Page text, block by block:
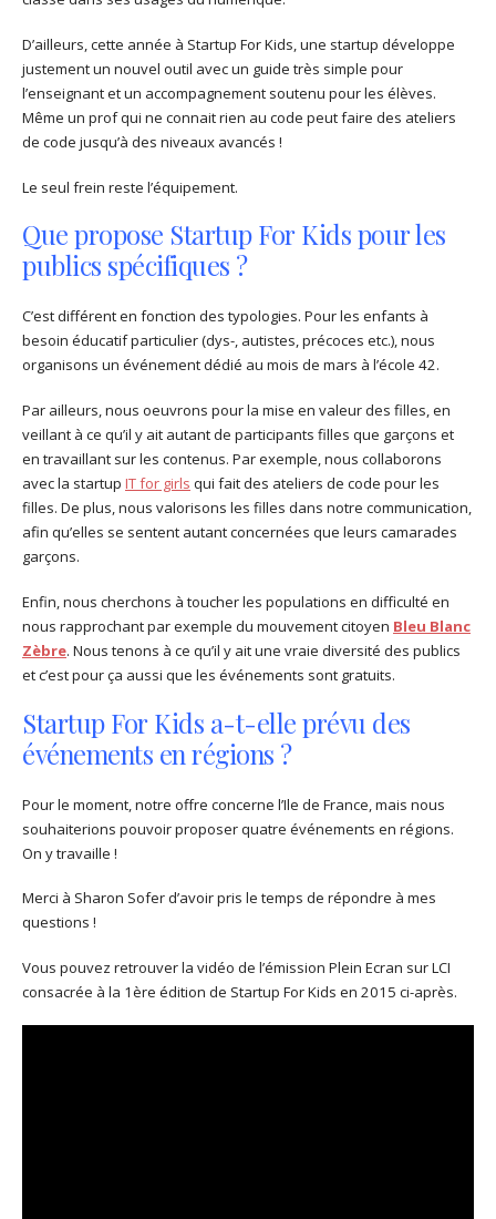
D’ailleurs, cette année à Startup For Kids, une startup développe
justement un nouvel outil avec un guide très simple pour
l’enseignant et un accompagnement soutenu pour les élèves.
Même un prof qui ne connait rien au code peut faire des ateliers
de code jusqu’à des niveaux avancés !
Le seul frein reste l’équipement.
Que propose Startup For Kids pour les
publics spécifiques ?
C’est différent en fonction des typologies. Pour les enfants à
besoin éducatif particulier (dys-, autistes, précoces etc.), nous
organisons un événement dédié au mois de mars à l’école 42.
Par ailleurs, nous oeuvrons pour la mise en valeur des filles, en
veillant à ce qu’il y ait autant de participants filles que garçons et
en travaillant sur les contenus. Par exemple, nous collaborons
avec la startup IT for girls qui fait des ateliers de code pour les
filles. De plus, nous valorisons les filles dans notre communication,
afin qu’elles se sentent autant concernées que leurs camarades
garçons.
Enfin, nous cherchons à toucher les populations en difficulté en
nous rapprochant par exemple du mouvement citoyen Bleu Blanc
Zèbre. Nous tenons à ce qu’il y ait une vraie diversité des publics
et c’est pour ça aussi que les événements sont gratuits.
Startup For Kids a-t-elle prévu des
événements en régions ?
Pour le moment, notre offre concerne l’Ile de France, mais nous
souhaiterions pouvoir proposer quatre événements en régions.
On y travaille !
Merci à Sharon Sofer d’avoir pris le temps de répondre à mes
questions !
Vous pouvez retrouver la vidéo de l’émission Plein Ecran sur LCI
consacrée à la 1ère édition de Startup For Kids en 2015 ci-après.